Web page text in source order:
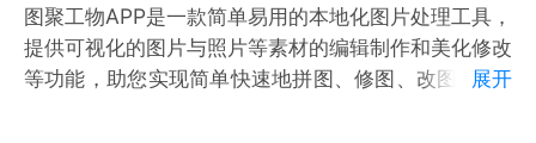
图聚工物APP是一款简单易用的本地化图片处理工具，
提供可视化的图片与照片等素材的编辑制作和美化修改
等功能，助您实现简单快速地拼图、修图、改图、P图
展开